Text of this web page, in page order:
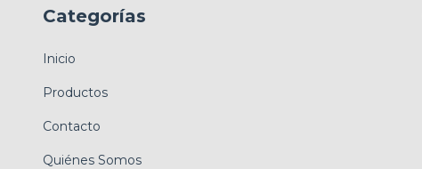
Categorías
Inicio
Productos
Contacto
Quiénes Somos